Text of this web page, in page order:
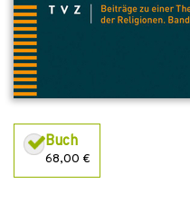
Buch
68,00 €